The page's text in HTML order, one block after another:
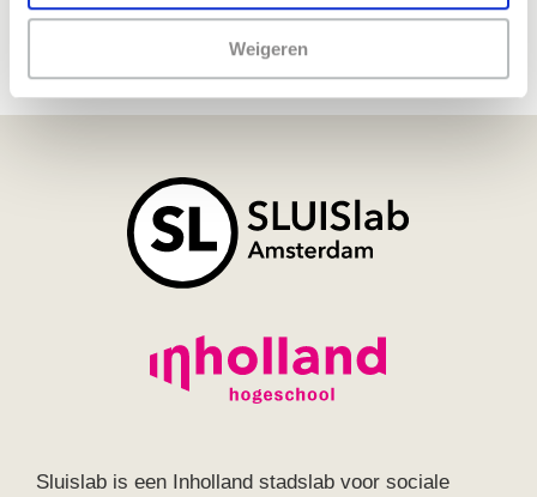
Weigeren
Sluislab is een Inholland stadslab voor sociale